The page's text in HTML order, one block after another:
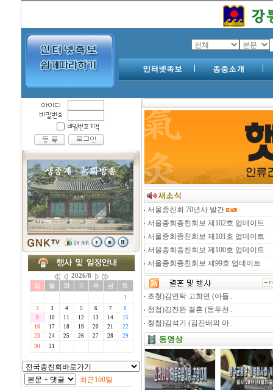
서울종친회 70년사 발간
서울종회종친회보 제102호 업데이트
서울종회종친회보 제101호 업데이트
서울종회종친회보 제100호 업데이트
서울종회종친회보 제99호 업데이트
초청)김연탁 고희연 (아들..
청첩)김진완 결혼 (동두천..
청첩)김석기 (김진배의 아..